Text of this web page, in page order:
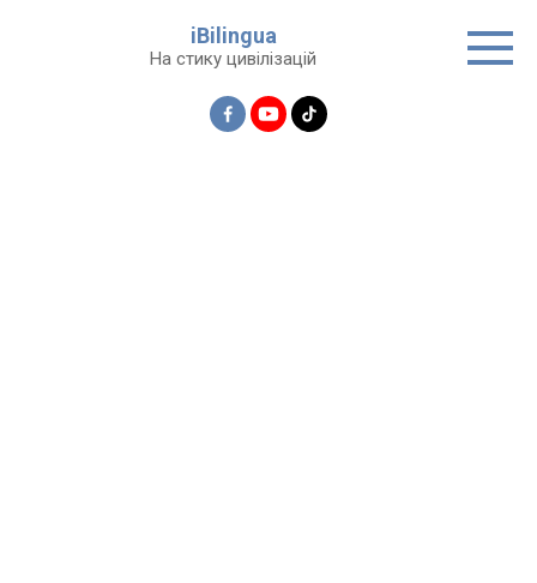
iBilingua
На стику цивілізацій